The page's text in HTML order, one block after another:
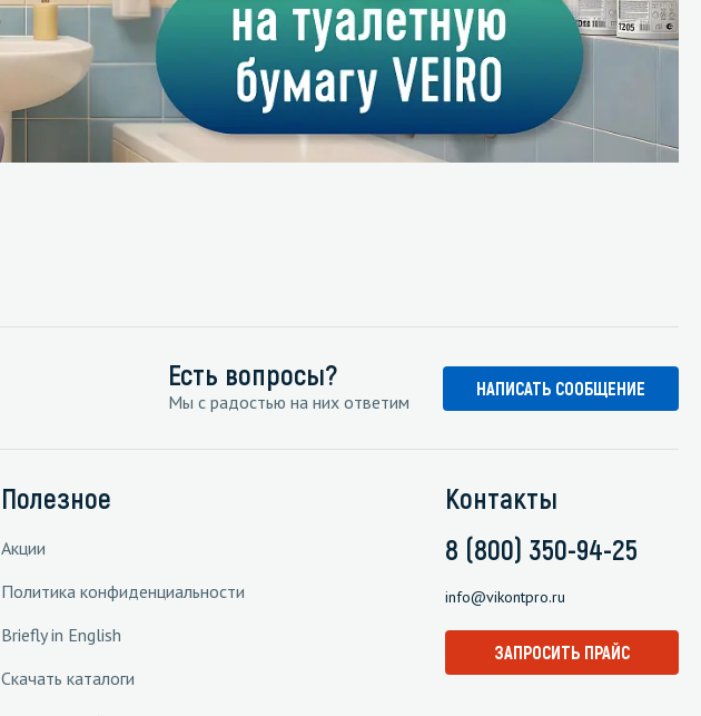
Есть вопросы?
Мы с радостью на них ответим
НАПИСАТЬ СООБЩЕНИЕ
Полезное
Акции
Политика конфиденциальности
Briefly in English
Скачать каталоги
Контакты
8 (800) 350-94-25
info@vikontpro.ru
ЗАПРОСИТЬ ПРАЙС